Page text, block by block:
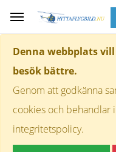
Denna webbplats
besök bättre.
Genom att godkänna
cookies och behandlar
integritetspolicy.